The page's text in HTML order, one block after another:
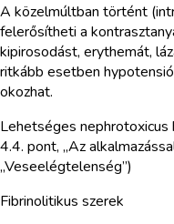
A közelmúltban történt
felerősítheti a
kipirosodást, erythemát,
ritkább esetben
okozhat.
Lehetséges
4.4. pont, „Az
„Veseelégtelenség”)
Fibrinolitikus szerek